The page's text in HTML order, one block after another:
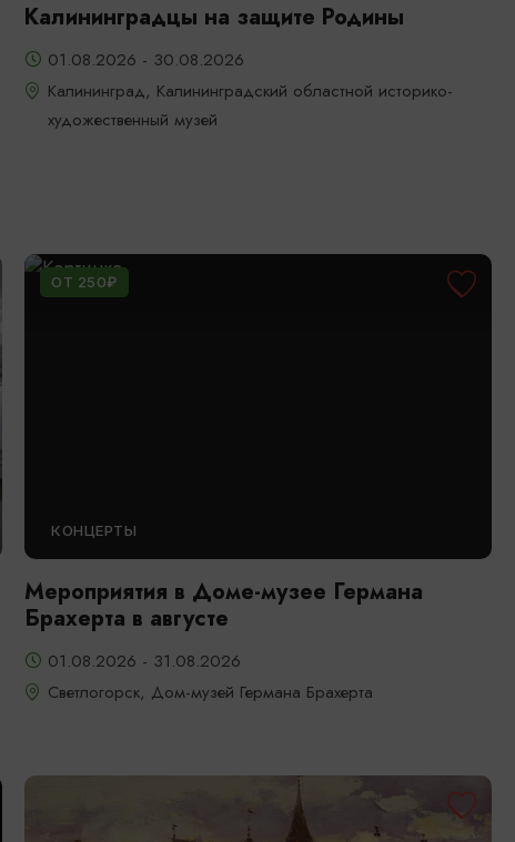
Калининградцы на защите Родины
01.08.2026 - 30.08.2026
Калининград, Калининградский областной историко-
художественный музей
ОТ 250₽
КОНЦЕРТЫ
Мероприятия в Доме-музее Германа
Брахерта в августе
01.08.2026 - 31.08.2026
Светлогорск, Дом-музей Германа Брахерта